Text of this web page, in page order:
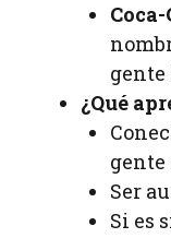
¿Qué
gente
Ser
Si es